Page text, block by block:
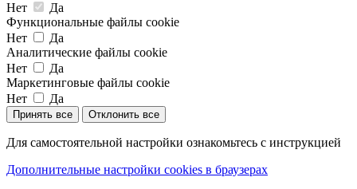
Нет
Да
Функциональные файлы cookie
Нет
Да
Аналитические файлы cookie
Нет
Да
Маркетинговые файлы cookie
Нет
Да
Принять все Отклонить все
Для самостоятельной настройки ознакомьтесь с инструкцией
Дополнительные настройки cookies в браузерах